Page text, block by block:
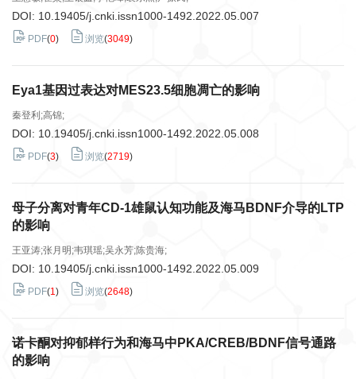
DOI: 10.19405/j.cnki.issn1000-1492.2022.05.007
PDF(0) 浏览(3049)
Eya1基因过表达对MES23.5细胞凋亡的影响
秦登利;高锦;
DOI: 10.19405/j.cnki.issn1000-1492.2022.05.008
PDF(3) 浏览(2719)
母子分离对青年CD-1雄鼠认知功能及海马BDNF介导的LTP
的影响
王亚涛;张月明;韦琪瑶;吴永芳;陈贵海;
DOI: 10.19405/j.cnki.issn1000-1492.2022.05.009
PDF(1) 浏览(2648)
诺卡酮对抑郁样行为和海马中PKA/CREB/BDNF信号通路
的影响